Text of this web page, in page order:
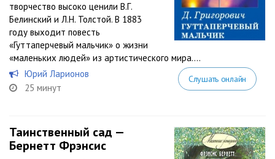
творчество высоко ценили В.Г.
Белинский и Л.Н. Толстой. В 1883
году выходит повесть
«Гуттаперчевый мальчик» о жизни
«маленьких людей» из артистического мира....
Юрий Ларионов
25 минут
Слушать онлайн
Таинственный сад —
Бернетт Фрэнсис